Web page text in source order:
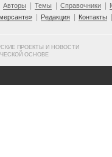
Авторы Темы Справочники
Редакция Контакты
ПРОЕКТЫ И НОВОСТИ
ОСНОВЕ